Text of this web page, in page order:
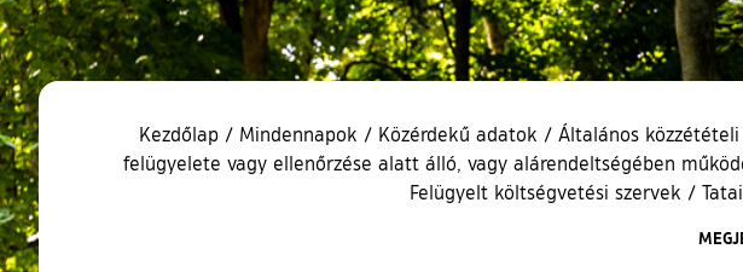
Kezdőlap / Mindennapok / Közérdekű adatok / Általános
felügyelete vagy ellenőrzése alatt álló, vagy alárendeltségében
Felügyelt költségvetési szervek /